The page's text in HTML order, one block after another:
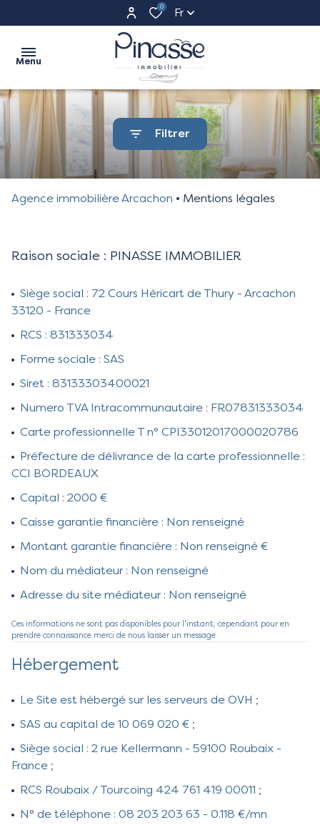
0 Fr
Menu
Accueil
Ventes
appartements
maisons
autres
Commerces
Neufs
Estimation
Biens
Vendus
Filtrer
Agence immobilière Arcachon Mentions légales
Raison sociale : PINASSE IMMOBILIER
Siège social : 72 Cours Héricart de Thury - Arcachon
33120 - France
RCS : 831333034
Forme sociale : SAS
Siret : 83133303400021
Numero TVA Intracommunautaire : FR07831333034
Carte professionnelle T n° CPI33012017000020786
Préfecture de délivrance de la carte professionnelle :
CCI BORDEAUX
Capital : 2000 €
Caisse garantie financière : Non renseigné
Montant garantie financière : Non renseigné €
Nom du médiateur : Non renseigné
Adresse du site médiateur : Non renseigné
Ces informations ne sont pas disponibles pour l'instant, cependant pour en
prendre connaissance merci de nous laisser un message
Hébergement
Le Site est hébergé sur les serveurs de OVH ;
SAS au capital de 10 069 020 € ;
Siège social : 2 rue Kellermann - 59100 Roubaix -
France ;
RCS Roubaix / Tourcoing 424 761 419 00011 ;
N° de téléphone : 08 203 203 63 - 0.118 €/mn